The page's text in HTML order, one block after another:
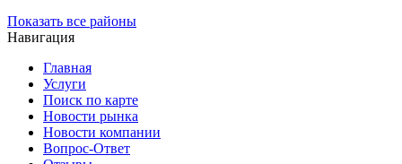
Показать все районы
Навигация
Главная
Услуги
Поиск по карте
Новости рынка
Новости компании
Вопрос-Ответ